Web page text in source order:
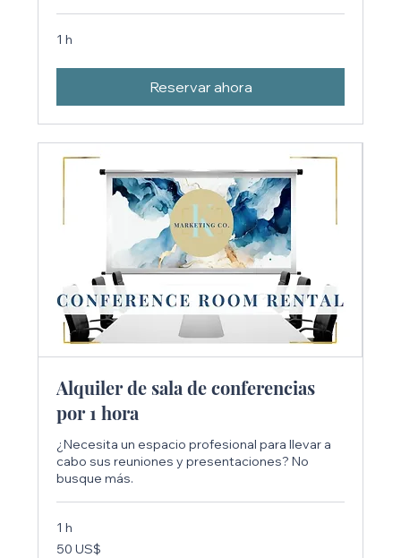
1 h
Reservar ahora
Alquiler de sala de conferencias
por 1 hora
¿Necesita un espacio profesional para llevar a
cabo sus reuniones y presentaciones? No
busque más.
1 h
50
dólares
50 US$